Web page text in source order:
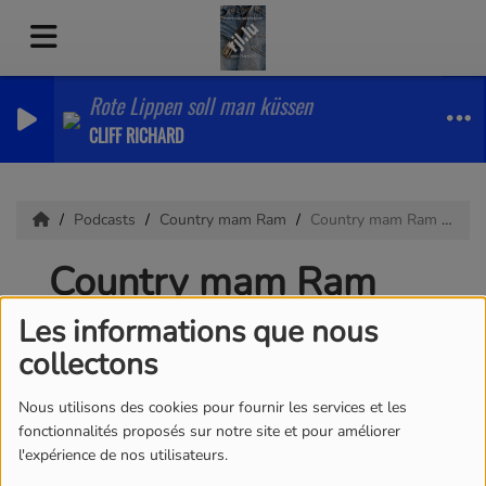
Les informations que nous
collectons
Nous utilisons des cookies pour fournir les services et les
fonctionnalités proposés sur notre site et pour améliorer
l'expérience de nos utilisateurs.
Rote Lippen soll man küssen
CLIFF RICHARD
Podcasts Country mam Ram Country mam Ram 03.08.2026
Country mam Ram
03.08.2026